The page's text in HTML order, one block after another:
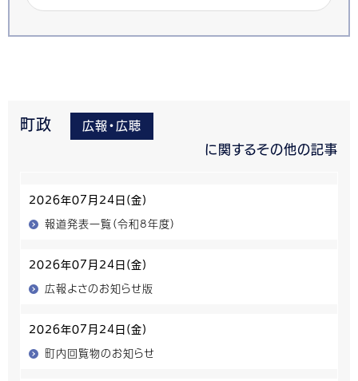
町政 広報・広聴
に関するその他の記事
2026年07月24日(金)
報道発表一覧（令和8年度）
2026年07月24日(金)
広報よさのお知らせ版
2026年07月24日(金)
町内回覧物のお知らせ